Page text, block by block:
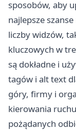
sposobów, aby
najlepsze
liczby widzów,
kluczowych w
są dokładne i
tagów i alt text
góry, firmy i
kierowania
pożądanych